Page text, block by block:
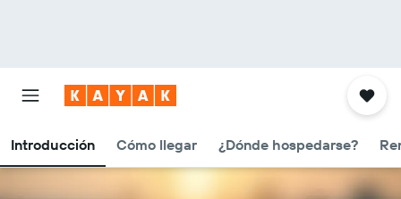
Introducción Cómo llegar ¿Dónde hospedarse?